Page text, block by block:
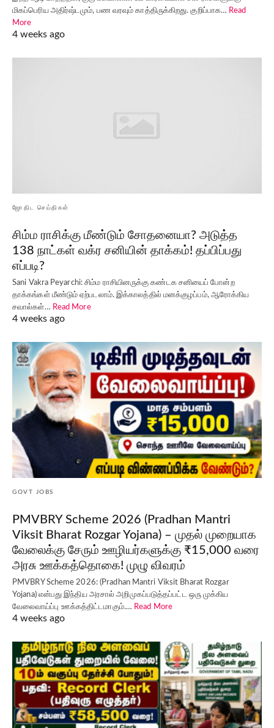
மிகப்பெரிய அதிர்ஷ்டமும், பண வரவும் காத்திருக்கிறது. குறிப்பாக… Read
More
4 weeks ago
ஜோதிட செய்திகள்
சிம்ம ராசிக்கு மீண்டும் சோதனையா? அடுத்த
138 நாட்கள் வக்ர சனியின் தாக்கம்! தப்பிப்பது
எப்படி?
Sani Vakra Peyarchi: சிம்ம ராசியினருக்கு கண்டக சனியைப் போன்ற
தாக்கங்கள் மீண்டும் ஏற்படலாம். இக்காலத்தில் மனக்குழப்பம், ஆரோக்கிய
சவால்கள்… Read More
4 weeks ago
GOVT JOBS
PMVBRY Scheme 2026 (Pradhan Mantri
Viksit Bharat Rozgar Yojana) – முதல் முறையாக
வேலைக்கு சேரும் ஊழியர்களுக்கு ₹15,000 வரை
அரசு ஊக்கத்தொகை! முழு விவரம்
PMVBRY Scheme 2026: (Pradhan Mantri Viksit Bharat Rozgar
Yojana) என்பது இந்திய அரசால் அறிமுகப்படுத்தப்பட்ட ஒரு முக்கிய
வேலைவாய்ப்பு ஊக்கத்திட்டமாகும்.… Read More
4 weeks ago